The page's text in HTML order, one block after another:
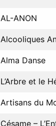
AL-ANON
Alcooliques
Alma Danse
L’Arbre et le
Artisans du
Césame –